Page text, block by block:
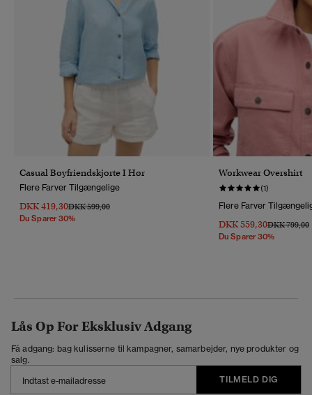
Casual Boyfriendskjorte I Hør
Flere Farver Tilgængelige
DKK 419,30Pris Nedsat Fra
DKK 599,00Til
Du Sparer 30%
Workwear Overshirt
(1)
Flere Farver
DKK 559,30Pris Nedsat
DKK 799,00
Du Sparer 30%
Lås Op For Eksklusiv Adgang
Få adgang: bag kulisserne til kampagner, samarbejder, nye produkter og
salg.
TILMELD DIG